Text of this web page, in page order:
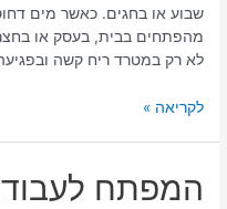
שבוע או בחגים. כאשר מים
מהפתחים בבית, בעסק או
לא רק במטרד ריח קשה
לקריאה »
המפתח
לעבודה